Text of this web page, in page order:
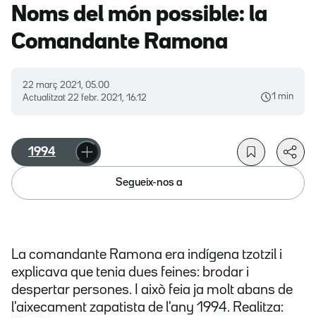
Noms del món possible: la
Comandante Ramona
22 març 2021, 05.00
Actualitzat 22 febr. 2021, 16.12 1 min
1994
Segueix-nos a
La comandante Ramona era indígena tzotzil i
explicava que tenia dues feines: brodar i
despertar persones. I això feia ja molt abans de
l'aixecament zapatista de l'any 1994. Realitza: